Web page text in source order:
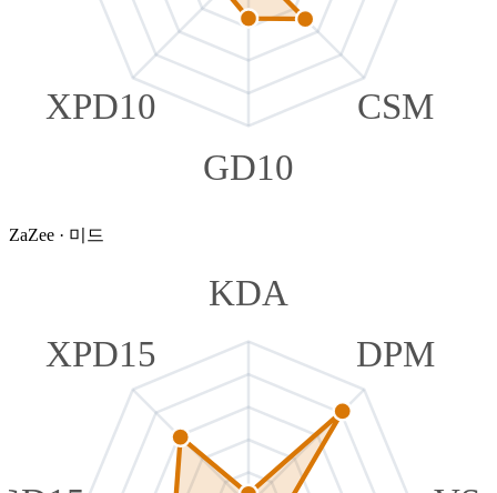
CSM
GD10
XPD10
ZaZee · 미드
KDA
DPM
XPD15